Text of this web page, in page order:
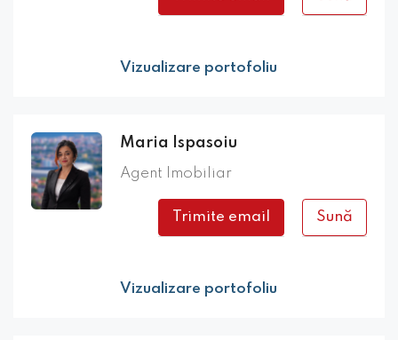
Vizualizare portofoliu
Maria Ispasoiu
Agent Imobiliar
Trimite email Sună
Vizualizare portofoliu